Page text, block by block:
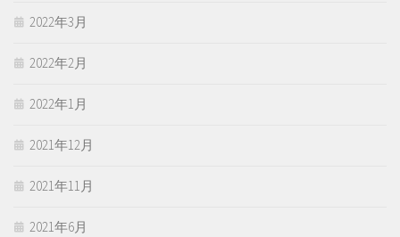
2022年3月
2022年2月
2022年1月
2021年12月
2021年11月
2021年6月